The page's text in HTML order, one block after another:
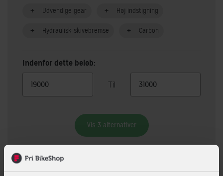
Udvendige gear Høj indstigning
Hydraulisk skivebremse Carbon
Indenfor dette beløb:
Til
Vis 3 alternativer
Beskrivelse